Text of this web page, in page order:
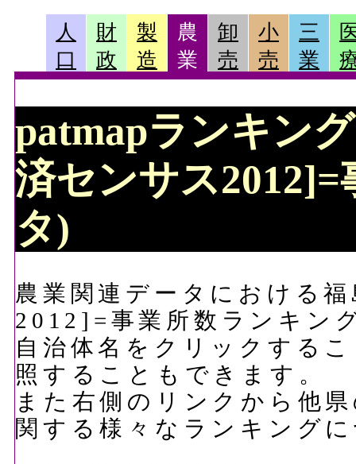
人
口
財
政
製
造
農
業
卸
売
小
売
三
業
patmapランキン
済センサス
タ)
農業関連データにおける
2012]=事業所数ランキン
自治体名をクリックする
照することもできます。
また右側のリンクから他
関する様々なランキング